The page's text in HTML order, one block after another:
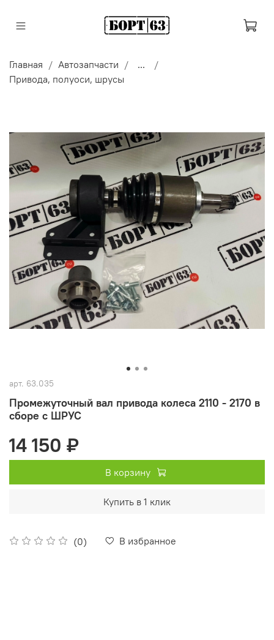
Главная Автозапчасти
...
Привода, полуоси, шрусы
арт. 63.035
Промежуточный вал привода колеса 2110 - 2170 в
сборе с ШРУС
(0) В избранное
14 150 ₽
В корзину
Купить в 1 клик